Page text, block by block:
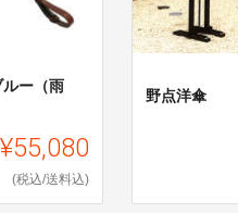
ー（雨
¥55,080
(税込/送料込)
野点洋傘